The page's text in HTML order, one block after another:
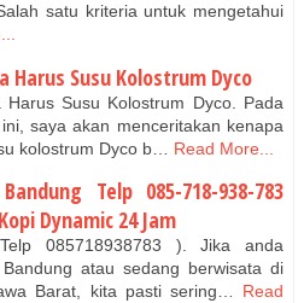
satu kriteria untuk mengetahui
Harus Susu Kolostrum Dyco
Harus Susu Kolostrum Dyco. Pada
saya akan menceritakan kenapa
kolostrum Dyco b…
Read More...
Telp 085-718-938-783
Dynamic 24 Jam
085718938783 ). Jika anda
atau sedang berwisata di
Barat, kita pasti sering…
Read